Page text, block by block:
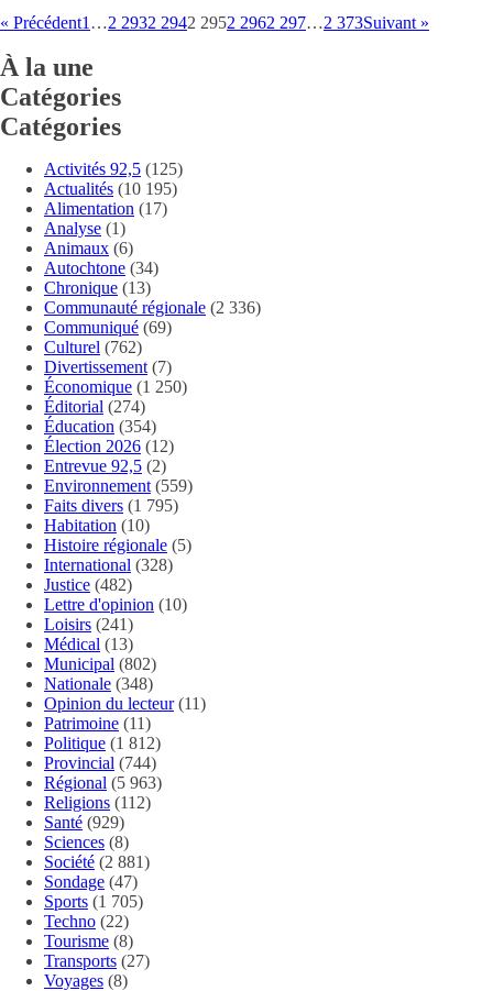
« Précédent1 …2 2932 2942 2952 2962 297…2 373Suivant »
À la une
Catégories
Catégories
Activités 92,5 (125)
Actualités (10 195)
Alimentation (17)
Analyse (1)
Animaux (6)
Autochtone (34)
Chronique (13)
Communauté régionale (2 336)
Communiqué (69)
Culturel (762)
Divertissement (7)
Économique (1 250)
Éditorial (274)
Éducation (354)
Élection 2026 (12)
Entrevue 92,5 (2)
Environnement (559)
Faits divers (1 795)
Habitation (10)
Histoire régionale (5)
International (328)
Justice (482)
Lettre d'opinion (10)
Loisirs (241)
Médical (13)
Municipal (802)
Nationale (348)
Opinion du lecteur(11)
Patrimoine (11)
Politique (1 812)
Provincial (744)
Régional (5 963)
Religions (112)
Santé (929)
Sciences (8)
Société (2 881)
Sondage (47)
Sports (1 705)
Techno (22)
Tourisme (8)
Transports (27)
Voyages (8)